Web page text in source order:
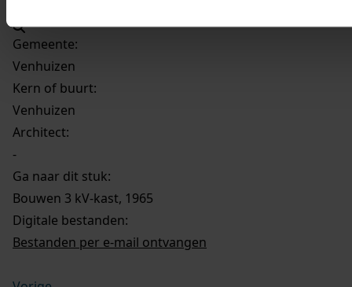
Gemeente:
Venhuizen
Kern of buurt:
Venhuizen
Architect:
-
Ga naar dit stuk:
Bouwen 3 kV-kast, 1965
Digitale bestanden:
Bestanden per e-mail ontvangen